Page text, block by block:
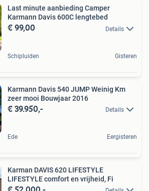
Last minute aanbieding Camper
Karmann Davis 600C lengtebed
€ 99,00 Details
Schipluiden Gisteren
Karmann Davis 540 JUMP Weinig Km
zeer mooi Bouwjaar 2016
€ 39.950,- Details
Ede Eergisteren
Karman DAVIS 620 LIFESTYLE
LIFESTYLE comfort en vrijheid, Fi